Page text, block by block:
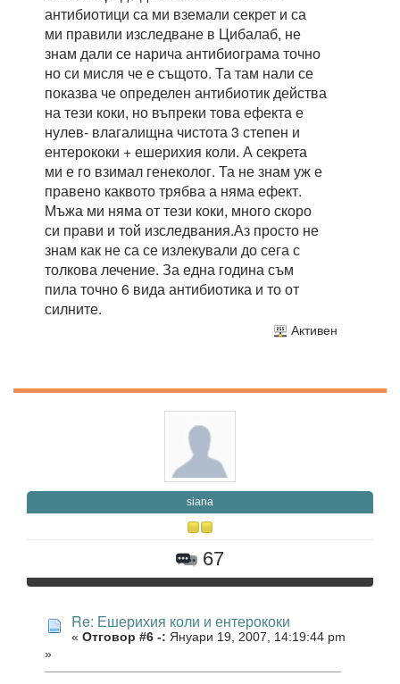
антибиотици са ми вземали секрет и са
ми правили изследване в Цибалаб, не
знам дали се нарича антибиограма точно
но си мисля че е същото. Та там нали се
показва че определен антибиотик действа
на тези коки, но въпреки това ефекта е
нулев- влагалищна чистота 3 степен и
ентерококи + ешерихия коли. А секрета
ми е го взимал генеколог. Та не знам уж е
правено каквото трябва а няма ефект.
Мъжа ми няма от тези коки, много скоро
си прави и той изследвания.Аз просто не
знам как не са се излекували до сега с
толкова лечение. За една година съм
пила точно 6 вида антибиотика и то от
силните.
Активен
siana
67
Re: Ешерихия коли и ентерококи
« Отговор #6 -: Януари 19, 2007, 14:19:44 pm
»